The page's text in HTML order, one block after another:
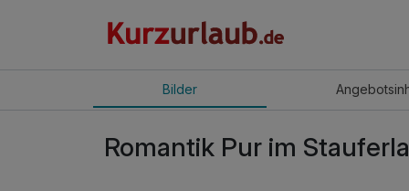
Bilder Angebot
Romantik Pur im